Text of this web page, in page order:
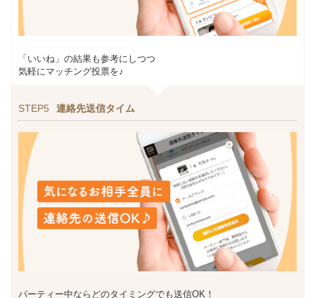
「いいね」の結果も参考にしつつ
気軽にマッチング投票を♪
STEP5 連絡先送信タイム
パーティー中ならどのタイミングでも送信OK！